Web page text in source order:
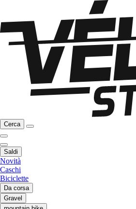
Cerca
Saldi
Novità
Caschi
Biciclette
Da corsa
Gravel